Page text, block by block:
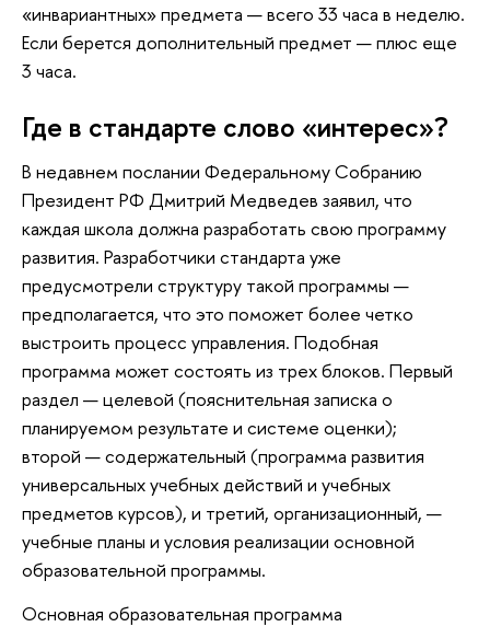
«инвариантных» предмета — всего 33 часа в неделю.
Если берется дополнительный предмет — плюс еще
3 часа.
Где в стандарте слово «интерес»?
В недавнем послании Федеральному Собранию
Президент РФ Дмитрий Медведев заявил, что
каждая школа должна разработать свою программу
развития. Разработчики стандарта уже
предусмотрели структуру такой программы —
предполагается, что это поможет более четко
выстроить процесс управления. Подобная
программа может состоять из трех блоков. Первый
раздел — целевой (пояснительная записка о
планируемом результате и системе оценки);
второй — содержательный (программа развития
универсальных учебных действий и учебных
предметов курсов), и третий, организационный, —
учебные планы и условия реализации основной
образовательной программы.
Основная образовательная программа